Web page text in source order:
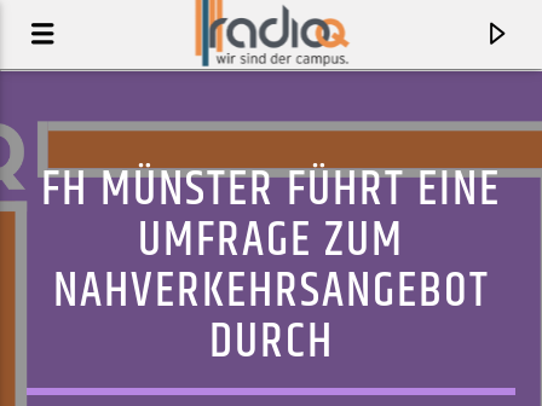
FH MÜNSTER FÜHRT EINE
UMFRAGE ZUM
NAHVERKEHRSANGEBOT
DURCH